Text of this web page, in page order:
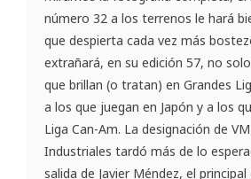
número 32 a los terrenos le hará
que despierta cada vez más
extrañará, en su edición 57, no
que brillan (o tratan) en Grandes
a los que juegan en Japón y a los
Liga Can-Am. La designación de
Industriales tardó más de lo
salida de Javier Méndez, el principal